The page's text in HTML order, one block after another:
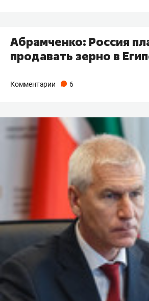
Абрамченко: Россия
продавать зерно в
Комментарии 6